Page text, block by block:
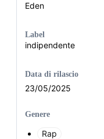
Eden
Label
indipendente
Data di rilascio
23/05/2025
Genere
Rap